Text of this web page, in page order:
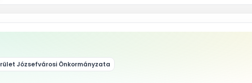
Józsefvárosi Önkormányzata